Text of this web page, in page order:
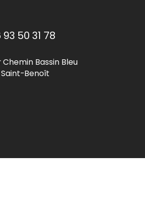
93 50 31 78
Chemin Bassin Bleu
Benoît